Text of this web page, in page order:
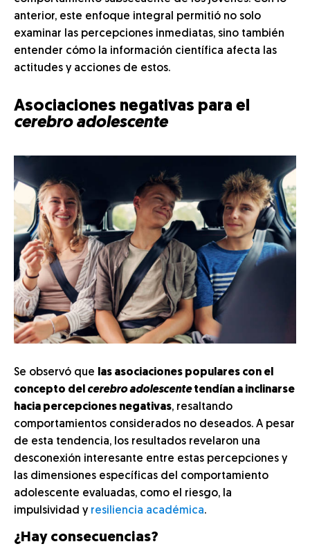
anterior, este enfoque integral permitió no solo
examinar las percepciones inmediatas, sino también
entender cómo la información científica afecta las
actitudes y acciones de estos.
Asociaciones negativas para el
cerebro adolescente
Se observó que
las asociaciones populares con el
concepto del cerebro adolescentetendían a inclinarse
hacia percepciones negativas, resaltando
comportamientos considerados no deseados. A pesar
de esta tendencia, los resultados revelaron una
desconexión interesante entre estas percepciones y
las dimensiones específicas del comportamiento
adolescente evaluadas, como el riesgo, la
impulsividad yresiliencia académica.
¿Hay consecuencias?